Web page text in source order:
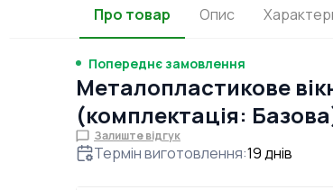
Про товар Опис
Попереднє замовлення
Металопластикове
(комплектація:
Залиште відгук
Термін виготовлення:19днів